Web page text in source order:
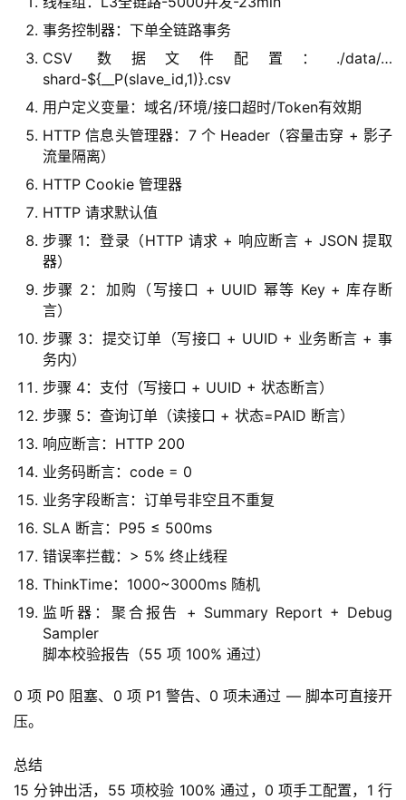
事务控制器：下单全链路事务
CSV 数据文件配置：./data/…
shard-${__P(slave_id,1)}.csv
用户定义变量：域名/环境/接口超时/Token有效期
HTTP 信息头管理器：7 个 Header（容量击穿 + 影子
流量隔离）
HTTP Cookie 管理器
HTTP 请求默认值
步骤 1：登录（HTTP 请求 + 响应断言 + JSON 提取
器）
步骤 2：加购（写接口 + UUID 幂等 Key + 库存断
言）
步骤 3：提交订单（写接口 + UUID + 业务断言 + 事
务内）
步骤 4：支付（写接口 + UUID + 状态断言）
步骤 5：查询订单（读接口 + 状态=PAID 断言）
响应断言：HTTP 200
业务码断言：code = 0
业务字段断言：订单号非空且不重复
SLA 断言：P95 ≤ 500ms
错误率拦截：> 5% 终止线程
ThinkTime：1000~3000ms 随机
监听器：聚合报告 + Summary Report + Debug
Sampler
脚本校验报告（55 项 100% 通过）
0 项 P0 阻塞、0 项 P1 警告、0 项未通过 — 脚本可直接开
压。
总结
15 分钟出活，55 项校验 100% 通过，0 项手工配置，1 行